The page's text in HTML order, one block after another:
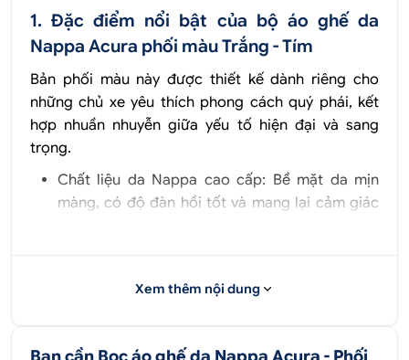
1. Đặc điểm nổi bật của bộ áo ghế da
Nappa Acura phối màu Trắng - Tím
Bản phối màu này được thiết kế dành riêng cho
những chủ xe yêu thích phong cách quý phái, kết
hợp nhuần nhuyễn giữa yếu tố hiện đại và sang
trọng.
Chất liệu da Nappa cao cấp: Bề mặt da mịn
màng, có độ đàn hồi tốt và mang lại cảm giác
Xem thêm nội dung